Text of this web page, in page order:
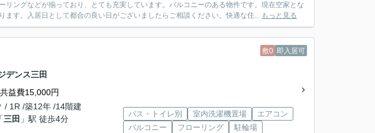
リングなどが揃っており、とても充実しています。バルコニーのある物件です。現在空家とな
ます。入居日として都合の良い日がございましたらご相談ください。快適な住... もっと見る
敷0 即入居可
デンス三田
益費15,000円
/ 1R /築12年 /14階建
「三田 」駅 徒歩4分
バス・トイレ別 室内洗濯機置場
エアコン
バルコニー
フローリング 駐輪場